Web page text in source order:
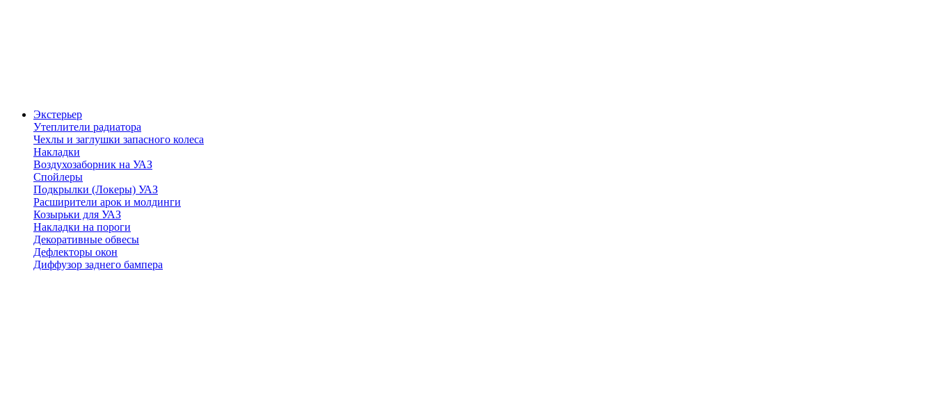
Экстерьер
Утеплители радиатора
Чехлы и заглушки запасного колеса
Накладки
Воздухозаборник на УАЗ
Спойлеры
Подкрылки (Локеры) УАЗ
Расширители арок и молдинги
Козырьки для УАЗ
Накладки на пороги
Декоративные обвесы
Дефлекторы окон
Диффузор заднего бампера